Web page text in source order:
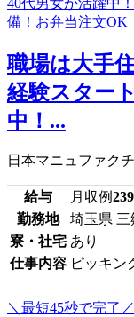
職場は大手
経験スター
中！...
日本マニュファク
給与 月収例
勤務地
埼玉県 三
寮・社宅 あり
仕事内容 ピッキン
＼最短45秒で完了／